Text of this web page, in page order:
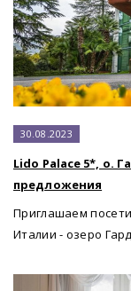
30.08.2023
Lido Palace 5*, о.
предложения
Приглашаем
Италии - озеро